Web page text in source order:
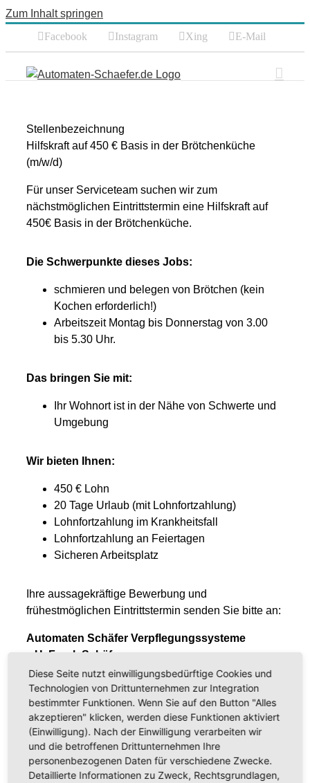
Zum Inhalt springen
Facebook
Instagram Xing E-Mail
Stellenbezeichnung
Hilfskraft auf 450 € Basis in der Brötchenküche
(m/w/d)
Für unser Serviceteam suchen wir zum
nächstmöglichen Eintrittstermin eine Hilfskraft auf
450€ Basis in der Brötchenküche.
Die Schwerpunkte dieses Jobs:
schmieren und belegen von Brötchen (kein
Kochen erforderlich!)
Arbeitszeit Montag bis Donnerstag von 3.00
bis 5.30 Uhr.
Das bringen Sie mit:
Ihr Wohnort ist in der Nähe von Schwerte und
Umgebung
Wir bieten Ihnen:
450 € Lohn
20 Tage Urlaub (mit Lohnfortzahlung)
Lohnfortzahlung im Krankheitsfall
Lohnfortzahlung an Feiertagen
Sicheren Arbeitsplatz
Ihre aussagekräftige Bewerbung und
frühestmöglichen Eintrittstermin senden Sie bitte an:
Automaten Schäfer Verpflegungssysteme
z.H. Frank Schäfer
Kurzer Morgen 1
58239 Schwerte
oder per E-Mail an: mail@automaten-
schaefer.com
Arbeitgeber
Diese Seite nutzt einwilligungsbedürftige Cookies und
Technologien von Drittunternehmen zur Integration
bestimmter Funktionen. Wenn Sie auf den Button "Alles
akzeptieren" klicken, werden diese Funktionen aktiviert
(Einwilligung). Nach der Einwilligung verarbeiten wir
und die betroffenen Drittunternehmen Ihre
personenbezogenen Daten für verschiedene Zwecke.
Detaillierte Informationen zu Zweck, Rechtsgrundlagen,